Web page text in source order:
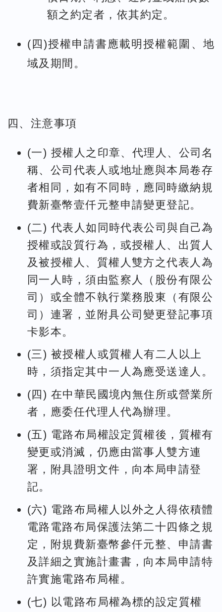
額之約定者，依其約定。
(四)授權申請書應載明授權範圍、地
域及期間。
四、注意事項
(一) 授權人之印章、代理人、公司名
稱、公司代表人或地址應與本局卷存
者相同，如有不同時，應同時繳納規
費新臺幣壹仟元整申請變更登記。
(二) 代表人如同時代表公司與自己為
授權或設質行為，或授權人、出質人
及被授權人、質權人雙方之代表人為
同一人時，須由監察人（股份有限公
司）或全體不執行業務股東（有限公
司）連署，並附具公司變更登記事項
卡影本。
(三) 被授權人或質權人有二人以上
時，須指定其中一人為應受送達人。
(四) 在中華民國境內無住所或營業所
者，應委任代理人代為辦理。
(五) 電路布局權設定質權後，質權有
變更或消滅，仍應由當事人雙方連
署，附具證明文件，向本局申請登
記。
(六) 電路布局權人以外之人得依積體
電路電路布局保護法第二十四條之規
定，附規費新臺幣參仟元整、申請書
及詳細之實施計畫書，向本局申請特
許實施電路布局權。
(七) 以電路布局權為標的設定質權